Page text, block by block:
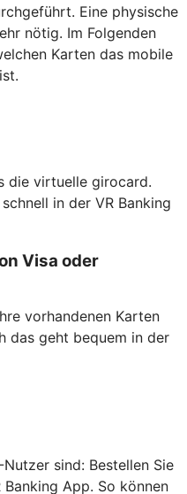
Eine physische
nötig. Im Folgenden
Karten das mobile
die virtuelle girocard.
in der VR Banking
Visa oder
vorhandenen Karten
das geht bequem in der
sind: Bestellen Sie
App. So können